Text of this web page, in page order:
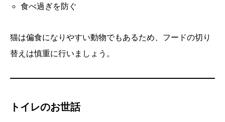
食べ過ぎを防ぐ
猫は偏食になりやすい動物でもあるため、フードの切り
替えは慎重に行いましょう。
トイレのお世話